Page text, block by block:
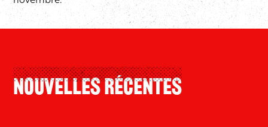
Nouvelles Récentes